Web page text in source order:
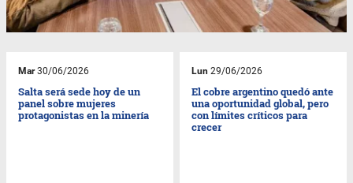
Mar30/06/2026
Salta será sede hoy de un
panel sobre mujeres
protagonistas en la minería
Lun 29/06/2026
El cobre argentino quedó ante
una oportunidad global, pero
con límites críticos para
crecer